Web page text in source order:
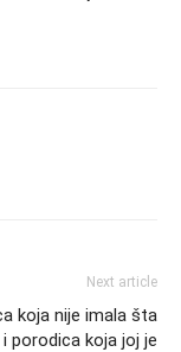
Next article
koja nije imala šta
i porodica koja joj je